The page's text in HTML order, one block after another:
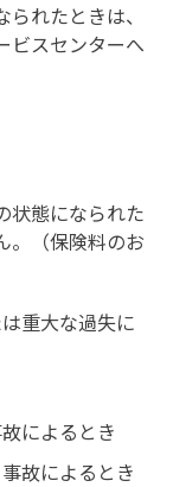
れたときは、
ビスセンターへ
状態になられた
。（保険料のお
重大な過失に
によるとき
故によるとき